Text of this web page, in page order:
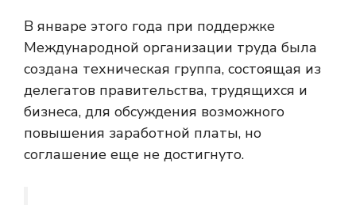
В январе этого года при поддержке
Международной организации труда была
создана техническая группа, состоящая из
делегатов правительства, трудящихся и
бизнеса, для обсуждения возможного
повышения заработной платы, но
соглашение еще не достигнуто.